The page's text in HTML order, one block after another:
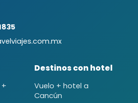
Destinos con hotel
Vuelo + hotel a
Cancún